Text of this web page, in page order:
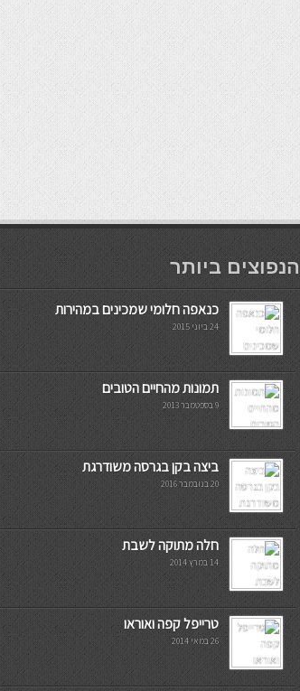
мостбет кг
הנפוצים ביותר
כנאפה חלומי שמכינים במהירות
24 ביוני 2015
תמונות מהחיים הטובים
9 בספטמבר 2013
ביצה בקן בגרסה משודרגת
20 בנובמבר 2016
חלה מתוקה לשבת
14 במרץ 2014
טרייפל קפה ואוראו
26 במאי 2014